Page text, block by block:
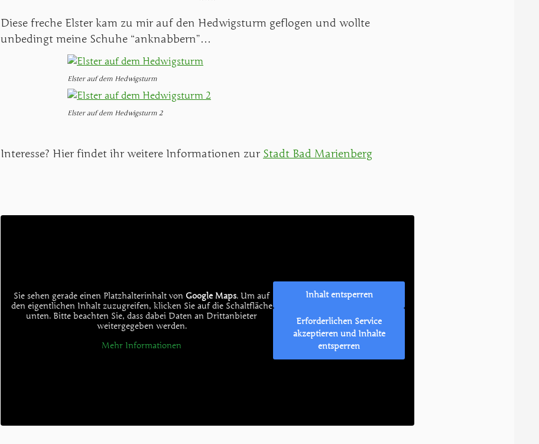
Diese freche Elster kam zu mir auf den Hedwigsturm geflogen und wollte
unbedingt meine Schuhe “anknabbern”…
Elster auf dem Hedwigsturm
Elster auf dem Hedwigsturm 2
Interesse? Hier findet ihr weitere Informationen zur Stadt Bad Marienberg
Sie sehen gerade einen Platzhalterinhalt von Google Maps. Um auf
den eigentlichen Inhalt zuzugreifen, klicken Sie auf die Schaltfläche
unten. Bitte beachten Sie, dass dabei Daten an Drittanbieter
weitergegeben werden.
Mehr Informationen
Inhalt entsperren
Erforderlichen Service
akzeptieren und Inhalte
entsperren